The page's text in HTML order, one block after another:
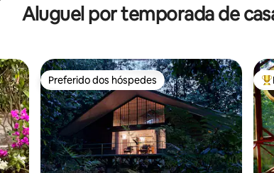
Aluguel por temporada de
Preferido dos hóspedes
Preferido dos hóspedes